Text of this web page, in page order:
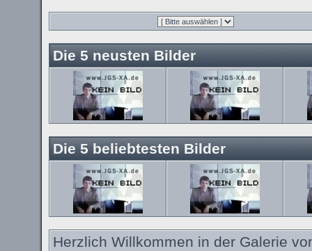
Die 5 neusten Bilder
Die 5 beliebtesten Bilder
Herzlich Willkommen in der Galerie